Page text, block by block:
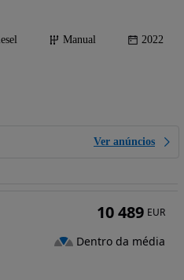
Manual 2022
Ver anúncios
10 489 EUR
Dentro da média